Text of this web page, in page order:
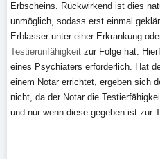
Erbscheins. Rückwirkend ist dies
unmöglich, sodass erst einmal
Erblasser unter einer Erkrankung
Testierunfähigkeit zur Folge hat.
eines Psychiaters erforderlich. Hat
einem Notar errichtet, ergeben sich
nicht, da der Notar die
und nur wenn diese gegeben ist zur